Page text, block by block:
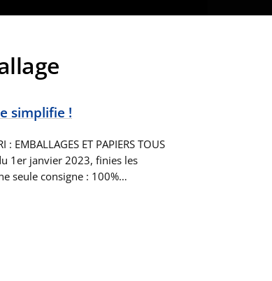
simplifie !
: EMBALLAGES ET PAPIERS TOUS
1er janvier 2023, finies les
seule consigne : 100%…